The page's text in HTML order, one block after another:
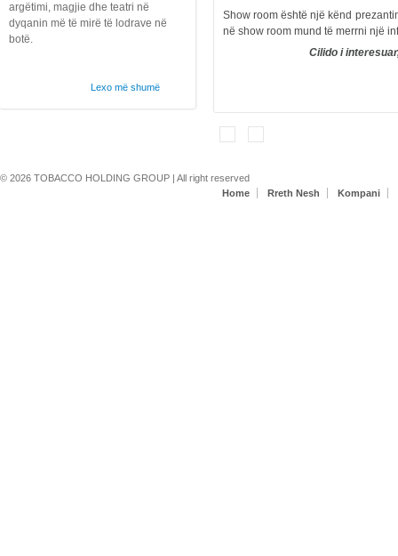
Show room është një kënd
në show room mund të merrni një
Cilido i
argëtimi, magjie dhe teatri në
dyqanin më të mirë të lodrave në
botë.
Lexo më shumë
© 2026 TOBACCO HOLDING GROUP | All right reserved
Secondary menu
Home Rreth Nesh Kompani